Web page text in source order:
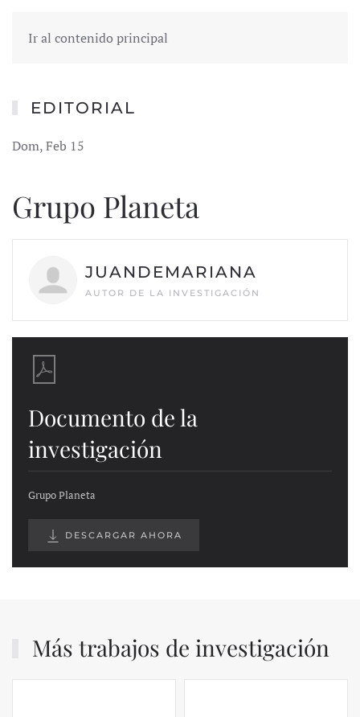
Ir al contenido principal
EDITORIAL
Dom, Feb 15
Grupo Planeta
JUANDEMARIANA
AUTOR DE LA INVESTIGACIÓN
Documento de la
investigación
Grupo Planeta
DESCARGAR AHORA
Más trabajos de investigación